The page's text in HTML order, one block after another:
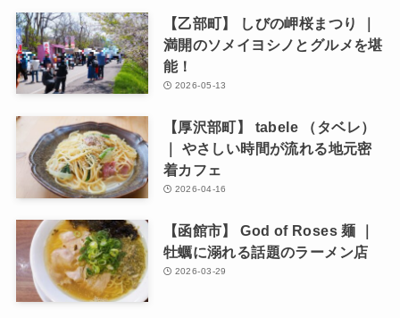
【乙部町】 しびの岬桜まつり ｜
満開のソメイヨシノとグルメを堪
能！
2026-05-13
【厚沢部町】 tabele （タベレ）
｜ やさしい時間が流れる地元密
着カフェ
2026-04-16
【函館市】 God of Roses 麺 ｜
牡蠣に溺れる話題のラーメン店
2026-03-29